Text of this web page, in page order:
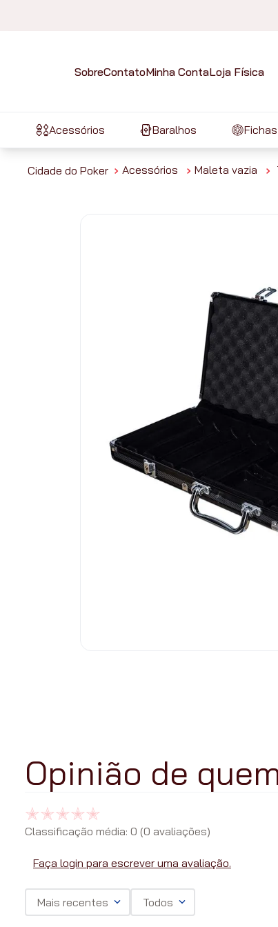
SobreContatoMinha ContaLoja Física
Acessórios Baralhos Fichas
Acessórios Maleta vazia
Classificação média: 0 (0 avaliações)
Faça login para escrever uma avaliação.
Mais recentes Todos